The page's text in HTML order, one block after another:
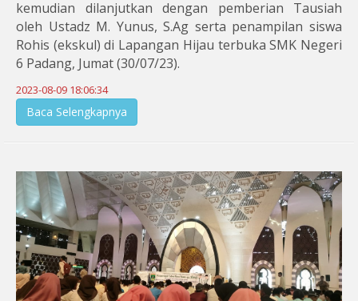
kemudian dilanjutkan dengan pemberian Tausiah
oleh Ustadz M. Yunus, S.Ag serta penampilan siswa
Rohis (ekskul) di Lapangan Hijau terbuka SMK Negeri
6 Padang, Jumat (30/07/23).
2023-08-09 18:06:34
Baca Selengkapnya